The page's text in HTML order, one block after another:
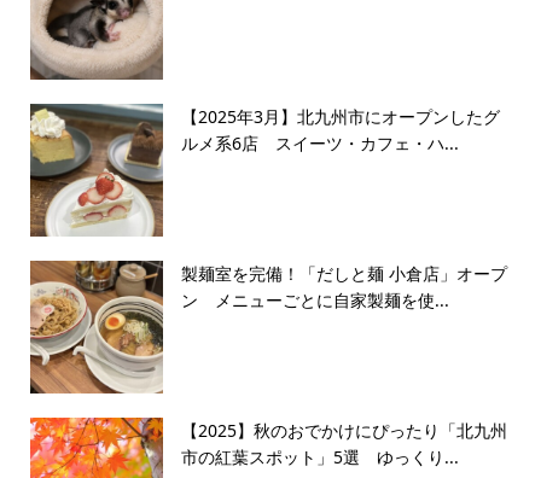
【2025年3月】北九州市にオープンしたグ
ルメ系6店 スイーツ・カフェ・ハ...
製麺室を完備！「だしと麺 小倉店」オープ
ン メニューごとに自家製麺を使...
【2025】秋のおでかけにぴったり「北九州
市の紅葉スポット」5選 ゆっくり...